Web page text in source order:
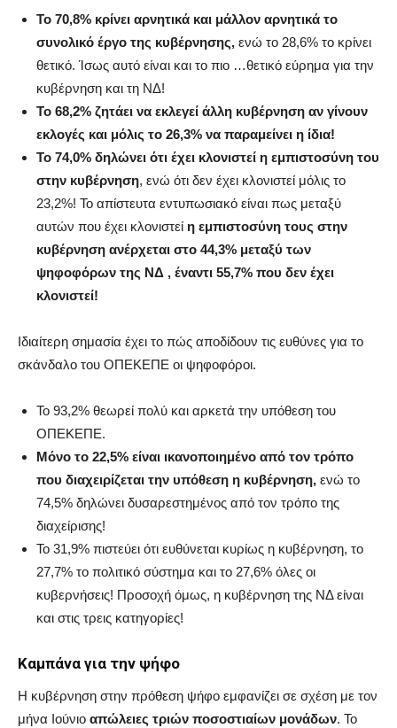
Το 70,8% κρίνει αρνητικά και μάλλον αρνητικά το
συνολικό έργο της κυβέρνησης, ενώ το 28,6% το κρίνει
θετικό. Ίσως αυτό είναι και το πιο …θετικό εύρημα για την
κυβέρνηση και τη ΝΔ!
Το 68,2% ζητάει να εκλεγεί άλλη κυβέρνηση αν γίνουν
εκλογές και μόλις το 26,3% να παραμείνει η ίδια!
Το 74,0% δηλώνει ότι έχει κλονιστεί η εμπιστοσύνη του
στην κυβέρνηση, ενώ ότι δεν έχει κλονιστεί μόλις το
23,2%! Το απίστευτα εντυπωσιακό είναι πως μεταξύ
αυτών που έχει κλονιστεί η εμπιστοσύνη τους στην
κυβέρνηση ανέρχεται στο 44,3% μεταξύ των
ψηφοφόρων της ΝΔ , έναντι 55,7% που δεν έχει
κλονιστεί!
Ιδιαίτερη σημασία έχει το πώς αποδίδουν τις ευθύνες για το
σκάνδαλο του ΟΠΕΚΕΠΕ οι ψηφοφόροι.
Το 93,2% θεωρεί πολύ και αρκετά την υπόθεση του
ΟΠΕΚΕΠΕ.
Μόνο το 22,5% είναι ικανοποιημένο από τον τρόπο
που διαχειρίζεται την υπόθεση η κυβέρνηση, ενώ το
74,5% δηλώνει δυσαρεστημένος από τον τρόπο της
διαχείρισης!
Το 31,9% πιστεύει ότι ευθύνεται κυρίως η κυβέρνηση, το
27,7% το πολιτικό σύστημα και το 27,6% όλες οι
κυβερνήσεις! Προσοχή όμως, η κυβέρνηση της ΝΔ είναι
και στις τρεις κατηγορίες!
Καμπάνα για την ψήφο
Η κυβέρνηση στην πρόθεση ψήφο εμφανίζει σε σχέση με τον
μήνα Ιούνιο απώλειες τριών ποσοστιαίων μονάδων. Το